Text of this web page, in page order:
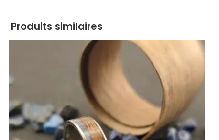
Produits similaires